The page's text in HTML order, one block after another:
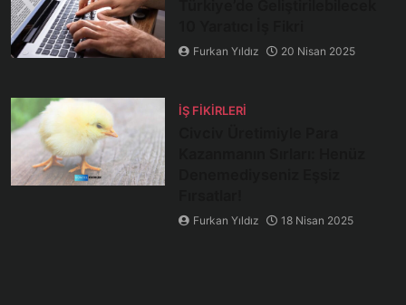
Furkan Yıldız 20 Nisan 2025
İŞ FIKIRLERI
Furkan Yıldız 18 Nisan 2025